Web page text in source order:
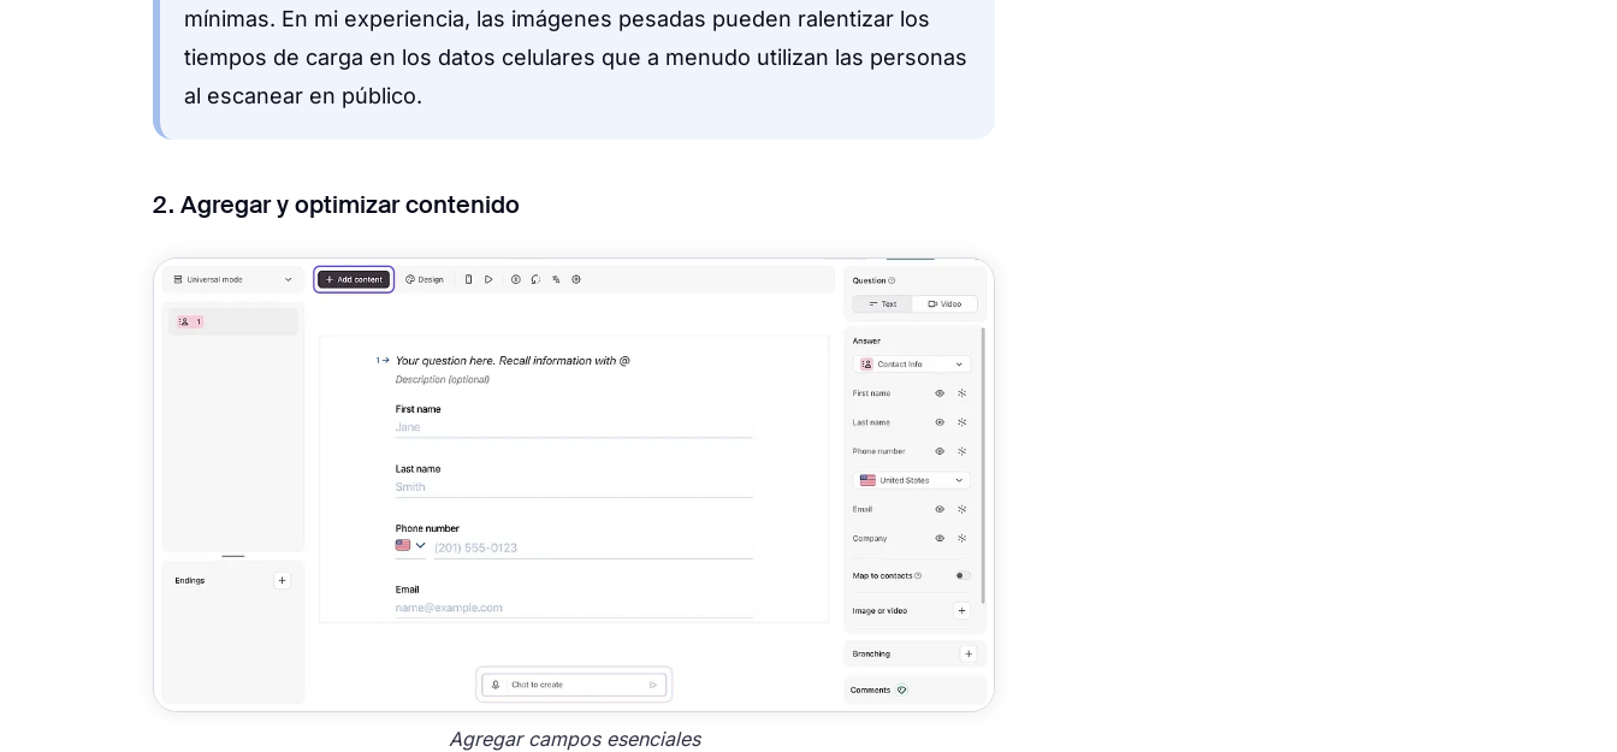
mínimas. En mi experiencia, las imágenes pesadas pueden ralentizar los
tiempos de carga en los datos celulares que a menudo utilizan las personas
al escanear en público.
2. Agregar y optimizar contenido
Agregar campos esenciales